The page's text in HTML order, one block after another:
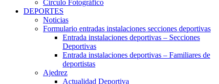
Círculo Fotográfico
DEPORTES
Noticias
Formulario entradas instalaciones secciones deportivas
Entrada instalaciones deportivas – Secciones
Deportivas
Entrada instalaciones deportivas – Familiares de
deportistas
Ajedrez
Actualidad Deportiva